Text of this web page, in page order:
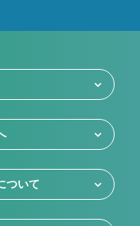
ついて